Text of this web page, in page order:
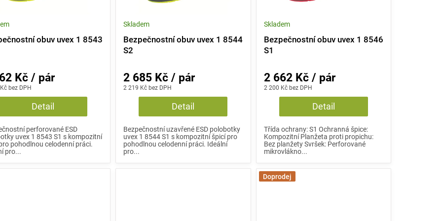
obuv uvex 1 8543
bez DPH
Kč / pár
Detail
perforované ESD
uvex 1 8543 S1 s kompozitní
pohodlnou celodenní práci.
pro...
Bezpečnostní obuv uvex 1 8544
S2
Skladem
2 219 Kč bez DPH
2 685 Kč / pár
Detail
Bezpečnostní uzavřené ESD polobotky
uvex 1 8544 S1 s kompozitní špicí pro
pohodlnou celodenní práci. Ideální
pro...
Bezpečnostní obuv uvex 1 8546
S1
Skladem
2 200 Kč bez DPH
2 662 Kč / pár
Detail
Třída ochrany: S1 Ochranná špice:
Kompozitní Planžeta proti propichu:
Bez planžety Svršek: Perforované
mikrovlákno...
Doprodej